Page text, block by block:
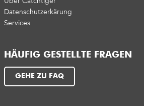
Datenschutzerkärung
Services
HÄUFIG GESTELLTE FRAGEN
GEHE ZU FAQ